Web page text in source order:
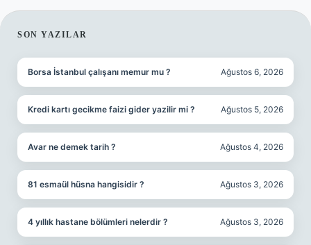
SIDEBAR
SON YAZILAR
Borsa İstanbul çalışanı memur mu ? Ağustos 6, 2026
Kredi kartı gecikme faizi gider yazilir mi ? Ağustos 5, 2026
Avar ne demek tarih ? Ağustos 4, 2026
81 esmaül hüsna hangisidir ? Ağustos 3, 2026
4 yıllık hastane bölümleri nelerdir ? Ağustos 3, 2026